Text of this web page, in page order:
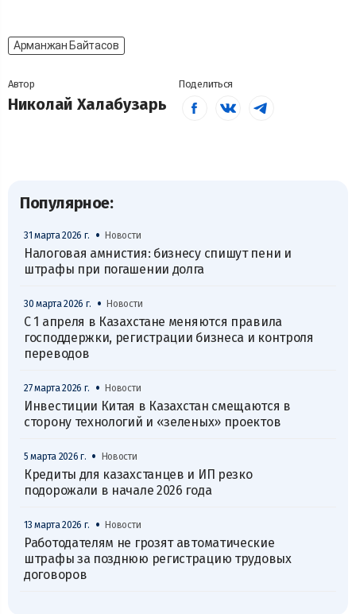
Арманжан Байтасов
Автор
Николай Халабузарь
Поделиться
Популярное:
31 марта 2026 г. • Новости
Налоговая амнистия: бизнесу спишут пени и
штрафы при погашении долга
30 марта 2026 г. • Новости
С 1 апреля в Казахстане меняются правила
господдержки, регистрации бизнеса и контроля
переводов
27 марта 2026 г. • Новости
Инвестиции Китая в Казахстан смещаются в
сторону технологий и «зеленых» проектов
5 марта 2026 г. • Новости
Кредиты для казахстанцев и ИП резко
подорожали в начале 2026 года
13 марта 2026 г. • Новости
Работодателям не грозят автоматические
штрафы за позднюю регистрацию трудовых
договоров